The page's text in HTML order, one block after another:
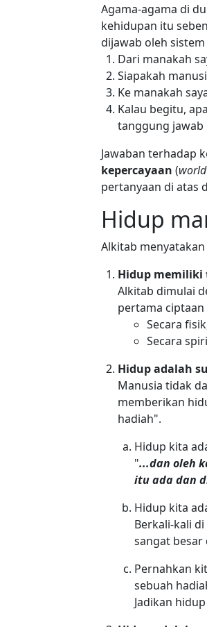
Agama-agama di
kehidupan itu
dijawab oleh
Dari manakah
Siapakah
Ke manakah
Kalau begitu,
tanggung jawab
Jawaban terhadap
kepercayaan (
pertanyaan di atas
Hidup
Alkitab
Hidup
Alkitab dimulai
pertama ciptaan
Secara
Secara
Hidup adalah
Manusia tidak
memberikan
hadiah".
Hidup kita
"...dan oleh
itu ada dan
Hidup kita
Berkali-kali
sangat
Pernahkan
sebuah
Jadikan